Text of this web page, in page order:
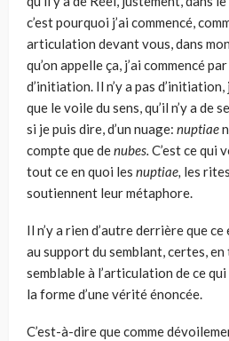
c’est pourquoi j’ai commencé,
articulation devant vous, dans
qu’on appelle ça, j’ai commencé par
d’initiation. Il n’y a pas d’ini­tiation,
que le voile du sens, qu’il n’y a de
si je puis dire, d’un nuage: nuptiae
compte que denubes. C’est ce qui
tout ce en quoi les nuptiae, les
soutiennent leur métaphore.
Il n’y a rien d’autre derrière que
au sup­port du semblant, certes,
semblable à l’arti­culation de ce
la forme d’une vérité énon­cée.
C’est-à-dire que comme